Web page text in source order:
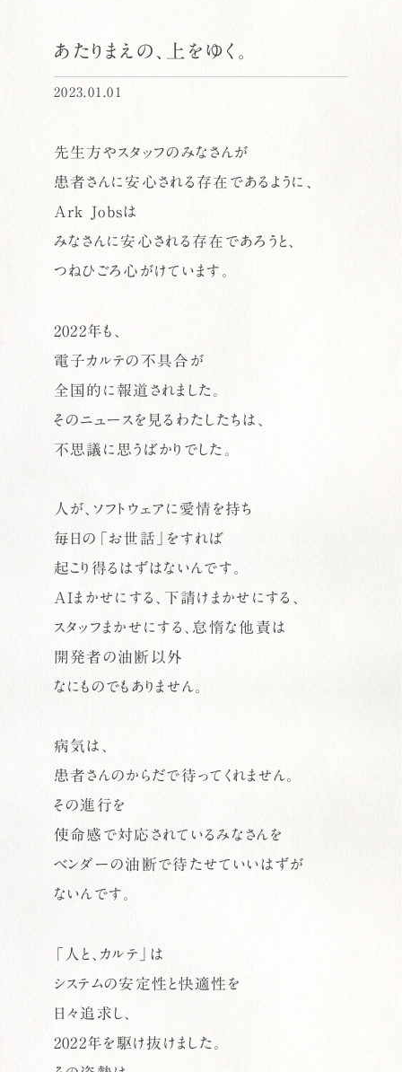
あたりまえの、上をゆく。
2023.01.01
先生方やスタッフのみなさんが
患者さんに安心される存在であるように、
Ark Jobsは
みなさんに安心される存在であろうと、
つねひごろ心がけています。
2022年も、
電子カルテの不具合が
全国的に報道されました。
そのニュースを見るわたしたちは、
不思議に思うばかりでした。
人が、ソフトウェアに愛情を持ち
毎日の「お世話」をすれば
起こり得るはずはないんです。
AIまかせにする、下請けまかせにする、
スタッフまかせにする、怠惰な他責は
開発者の油断以外
なにものでもありません。
病気は、
患者さんのからだで待ってくれません。
その進行を
使命感で対応されているみなさんを
ベンダーの油断で待たせていいはずが
ないんです。
「人と、カルテ」は
システムの安定性と快適性を
日々追求し、
2022年を駆け抜けました。